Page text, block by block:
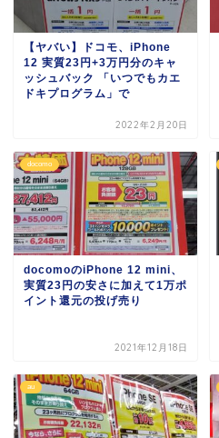
【ヤバい】ドコモ、iPhone
12 実質23円+3万円分のキャ
ッシュバック 「いつでもカエ
ドキプログラム」で
2022年2月20日
docomo
docomoのiPhone 12 mini、
実質23円の安さに加えて1万ポ
イント還元の投げ売り
2021年12月18日
au